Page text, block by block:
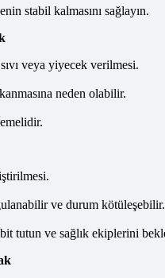
stabil kalmasını sağlayın.
veya yiyecek verilmesi.
neden olabilir.
ve durum kötüleşebilir.
tutun ve sağlık ekiplerini